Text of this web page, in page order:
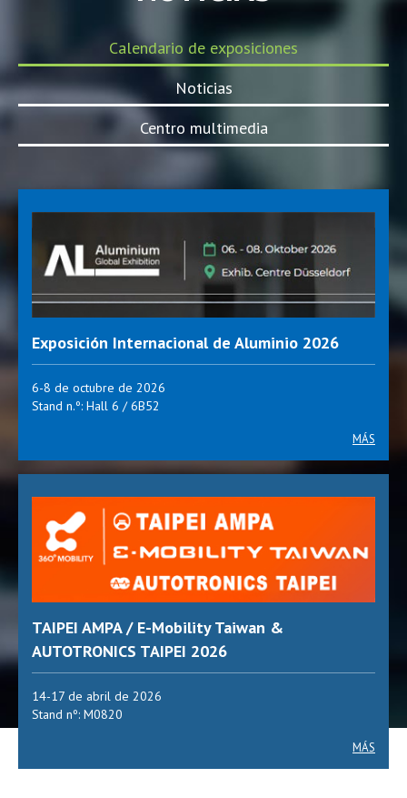
Calendario de exposiciones
Noticias
Centro multimedia
Exposición Internacional de Aluminio 2026
6-8 de octubre de 2026
Stand n.º: Hall 6 / 6B52
MÁS
TAIPEI AMPA / E-Mobility Taiwan &
AUTOTRONICS TAIPEI 2026
14-17 de abril de 2026
Stand nº: M0820
MÁS